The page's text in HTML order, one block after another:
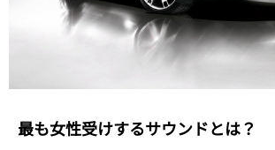
最も女性受けするサウンドとは？